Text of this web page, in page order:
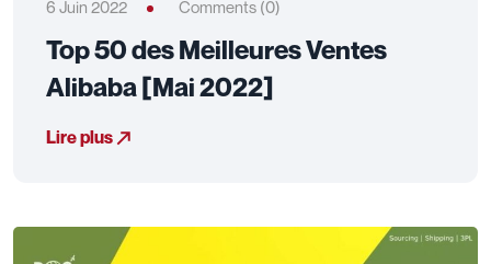
6 Juin 2022 Comments (0)
Top 50 des Meilleures Ventes
Alibaba [Mai 2022]
Lire plus